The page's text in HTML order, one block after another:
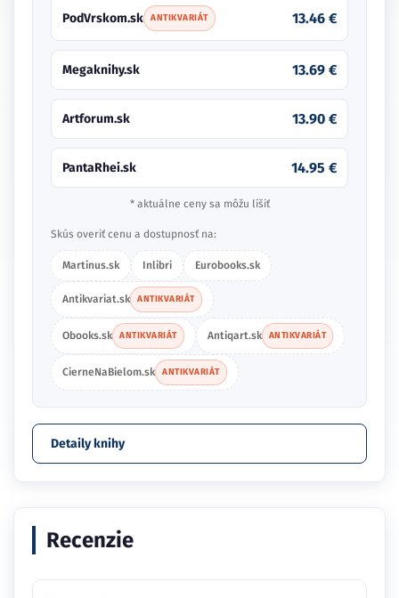
PodVrskom.sk ANTIKVARIÁT 13.46 €
Megaknihy.sk 13.69 €
Artforum.sk 13.90 €
PantaRhei.sk 14.95 €
* aktuálne ceny sa môžu líšiť
Skús overiť cenu a dostupnosť na:
Martinus.sk Inlibri Eurobooks.sk
Antikvariat.sk ANTIKVARIÁT
Obooks.sk ANTIKVARIÁT Antiqart.sk ANTIKVARIÁT
CierneNaBielom.sk ANTIKVARIÁT
Detaily knihy
Recenzie